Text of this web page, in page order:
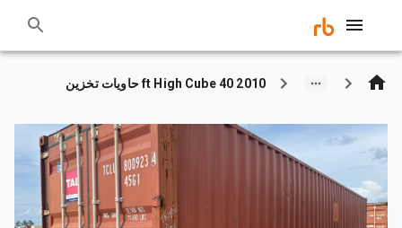
2010 40 ft High Cube حاويات تخزين